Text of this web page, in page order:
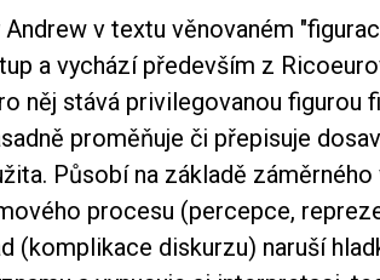
v textu věnovaném
a vychází především z
něj stává privilegovanou figurou
proměňuje či přepisuje
Působí na základě záměrného
procesu (percepce,
(komplikace diskurzu) naruší